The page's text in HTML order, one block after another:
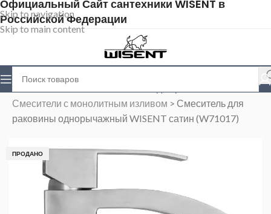
Skip to navigation
Skip to main content
Официальный Сайт сантехники WISENT в
Российской Федерации
Магазин
Смесители с монолитным изливом > Смеситель для
раковины однорычажный WISENT сатин (W71017)
ПРОДАНО